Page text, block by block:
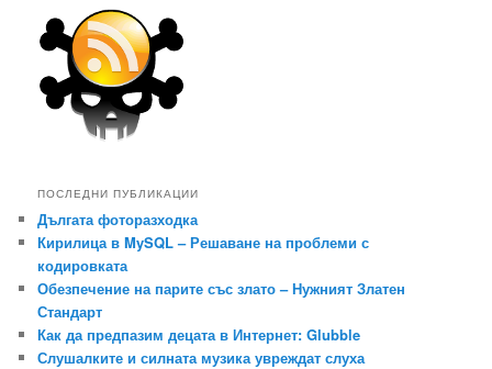
ПОСЛЕДНИ ПУБЛИКАЦИИ
Дългата фоторазходка
Кирилица в MySQL – Решаване на проблеми с
кодировката
Обезпечение на парите със злато – Нужният Златен
Стандарт
Как да предпазим децата в Интернет: Glubble
Слушалките и силната музика увреждат слуха